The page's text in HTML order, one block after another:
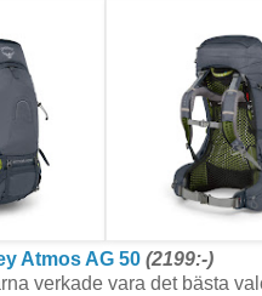
Atmos AG 50 (2199:-)
verkade vara det bästa